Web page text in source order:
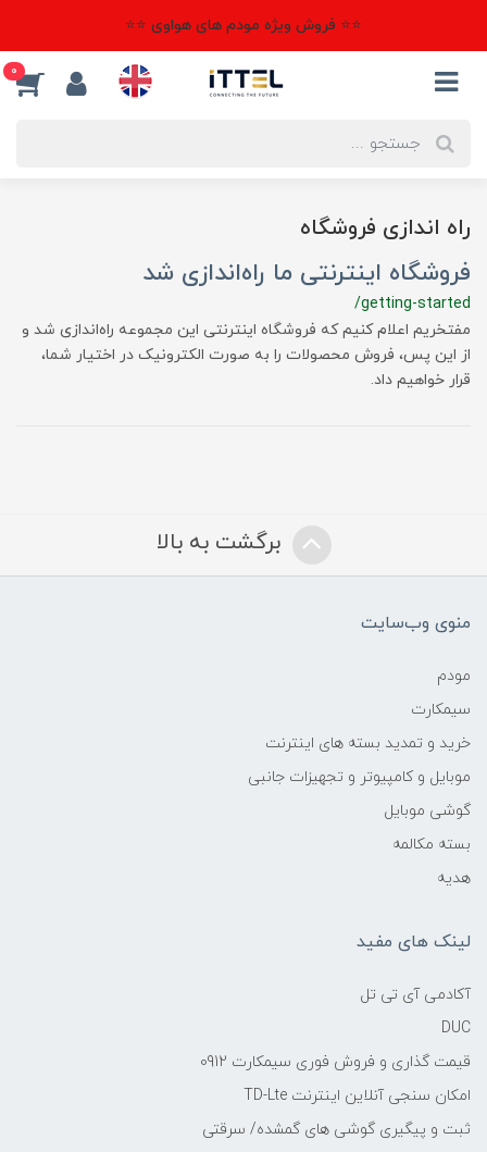
⭐⭐ فروش ویژه مودم های هواوی ⭐⭐
0
راه اندازی فروشگاه
فروشگاه اینترنتی ما راه‌اندازی شد
/getting-started
مفتخریم اعلام کنیم که فروشگاه اینترنتی این مجموعه راه‌اندازی شد و
از این پس، فروش محصولات را به صورت الکترونیک در اختیار شما،
قرار خواهیم داد.
برگشت به بالا
منوی وب‌سایت
مودم
سیمکارت
خرید و تمدید بسته های اینترنت
موبایل و کامپیوتر و تجهیزات جانبی
گوشی موبایل
بسته مکالمه
هدیه
لینک های مفید
آکادمی آی تی تل
DUC
قیمت گذاری و فروش فوری سیمکارت 0912
امکان سنجی آنلاین اینترنت TD-Lte
ثبت و پیگیری گوشی های گمشده/ سرقتی